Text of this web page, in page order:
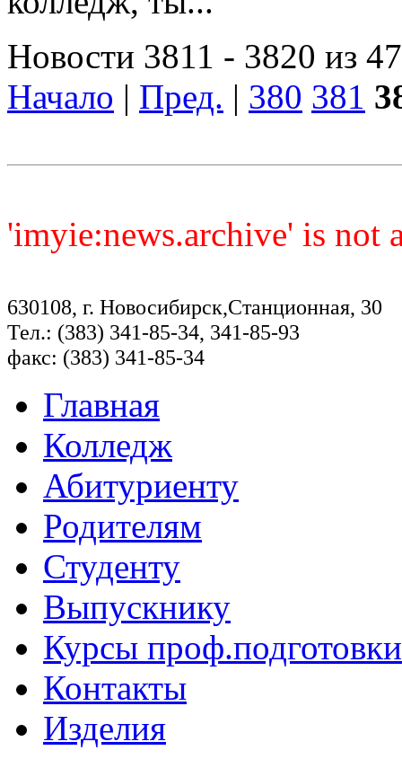
Новости 3811 - 3820 из
Начало | Пред. | 380 381
'imyie:news.archive' is not
630108, г. Новосибирск,Станционная, 30
Тел.: (383) 341-85-34, 341-85-93
факс: (383) 341-85-34
Главная
Колледж
Абитуриенту
Родителям
Студенту
Выпускнику
Курсы проф.подготовки
Контакты
Изделия